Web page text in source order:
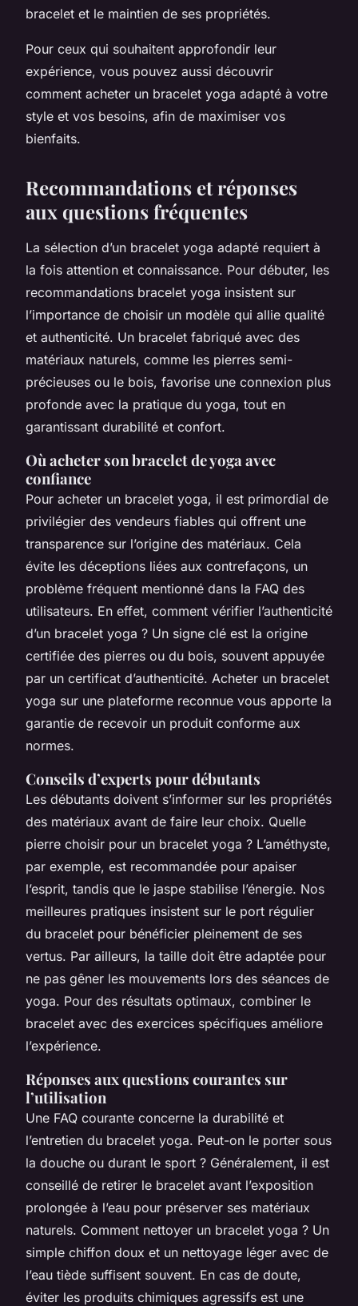
bracelet et le maintien de ses propriétés.
Pour ceux qui souhaitent approfondir leur
expérience, vous pouvez aussi découvrir
comment acheter un bracelet yoga adapté à votre
style et vos besoins, afin de maximiser vos
bienfaits.
Recommandations et réponses
aux questions fréquentes
La sélection d’un bracelet yoga adapté requiert à
la fois attention et connaissance. Pour débuter, les
recommandations bracelet yoga insistent sur
l’importance de choisir un modèle qui allie qualité
et authenticité. Un bracelet fabriqué avec des
matériaux naturels, comme les pierres semi-
précieuses ou le bois, favorise une connexion plus
profonde avec la pratique du yoga, tout en
garantissant durabilité et confort.
Où acheter son bracelet de yoga avec
confiance
Pour acheter un bracelet yoga, il est primordial de
privilégier des vendeurs fiables qui offrent une
transparence sur l’origine des matériaux. Cela
évite les déceptions liées aux contrefaçons, un
problème fréquent mentionné dans la FAQ des
utilisateurs. En effet, comment vérifier l’authenticité
d’un bracelet yoga ? Un signe clé est la origine
certifiée des pierres ou du bois, souvent appuyée
par un certificat d’authenticité. Acheter un bracelet
yoga sur une plateforme reconnue vous apporte la
garantie de recevoir un produit conforme aux
normes.
Conseils d’experts pour débutants
Les débutants doivent s’informer sur les propriétés
des matériaux avant de faire leur choix. Quelle
pierre choisir pour un bracelet yoga ? L’améthyste,
par exemple, est recommandée pour apaiser
l’esprit, tandis que le jaspe stabilise l’énergie. Nos
meilleures pratiques insistent sur le port régulier
du bracelet pour bénéficier pleinement de ses
vertus. Par ailleurs, la taille doit être adaptée pour
ne pas gêner les mouvements lors des séances de
yoga. Pour des résultats optimaux, combiner le
bracelet avec des exercices spécifiques améliore
l’expérience.
Réponses aux questions courantes sur
l’utilisation
Une FAQ courante concerne la durabilité et
l’entretien du bracelet yoga. Peut-on le porter sous
la douche ou durant le sport ? Généralement, il est
conseillé de retirer le bracelet avant l’exposition
prolongée à l’eau pour préserver ses matériaux
naturels. Comment nettoyer un bracelet yoga ? Un
simple chiffon doux et un nettoyage léger avec de
l’eau tiède suffisent souvent. En cas de doute,
éviter les produits chimiques agressifs est une